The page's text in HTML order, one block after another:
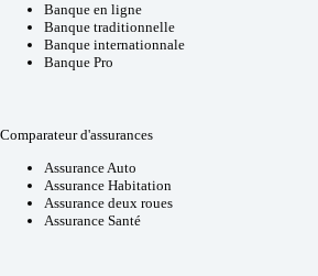
Banque en ligne
Banque traditionnelle
Banque internationnale
Banque Pro
Comparateur d'assurances
Assurance Auto
Assurance Habitation
Assurance deux roues
Assurance Santé